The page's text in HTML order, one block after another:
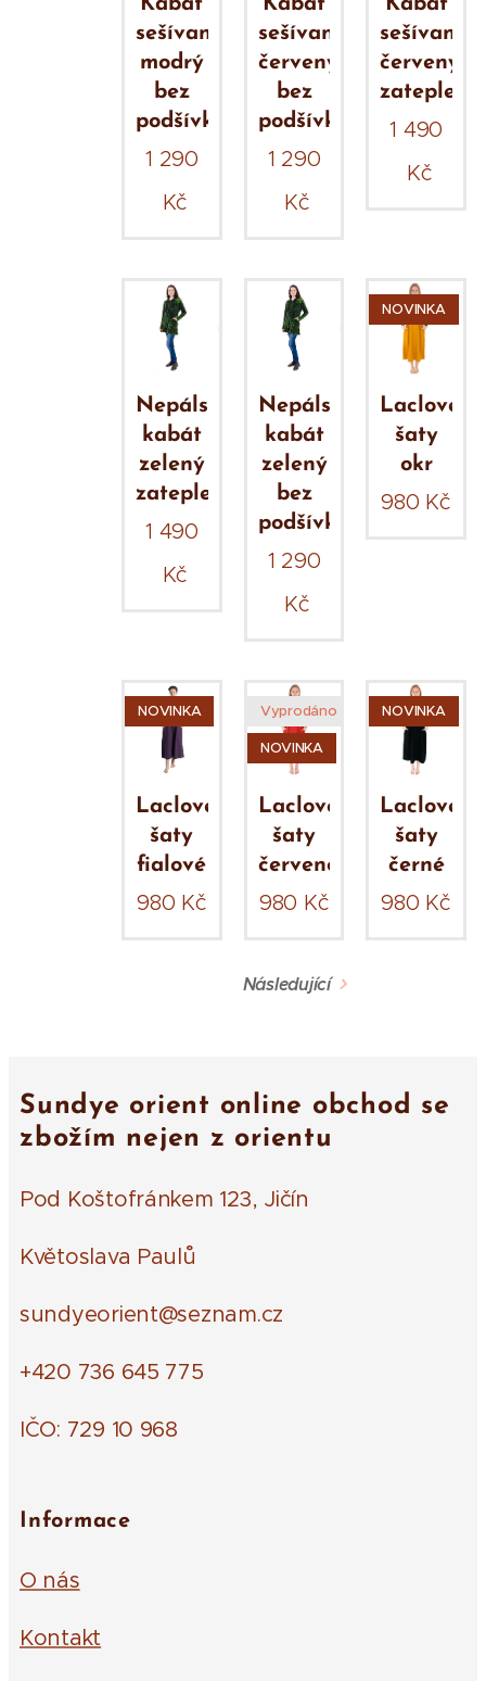
sešívaný
modrý
bez
podšívky
1 290
Kč
sešívaný
červený
bez
podšívky
1 290
Kč
sešívaný
červený
zateplený
1 490
Kč
Nepálský
kabát
zelený
zateplený
1 490
Kč
Nepálský
kabát
zelený
bez
podšívky
1 290
Kč
Laclové
šaty
okr
NOVINKA
980 Kč
Laclové
šaty
fialové
NOVINKA
980 Kč
Laclové
šaty
červené
Vyprodáno
NOVINKA
980 Kč
Laclové
šaty
černé
NOVINKA
980 Kč
Následující
Sundye orient online obchod se
zbožím nejen z orientu
Pod Koštofránkem 123, Jičín
Květoslava Paulů
sundyeorient@seznam.cz
+420 736 645 775
IČO: 729 10 968
Informace
O nás
Kontakt